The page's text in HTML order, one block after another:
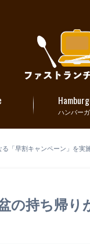
ハンバー
「早割キャンペーン」を実
の持ち帰り